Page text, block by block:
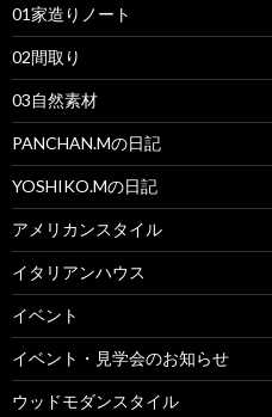
01家造りノート
02間取り
03自然素材
PANCHAN.Mの日記
YOSHIKO.Mの日記
アメリカンスタイル
イタリアンハウス
イベント
イベント・見学会のお知らせ
ウッドモダンスタイル